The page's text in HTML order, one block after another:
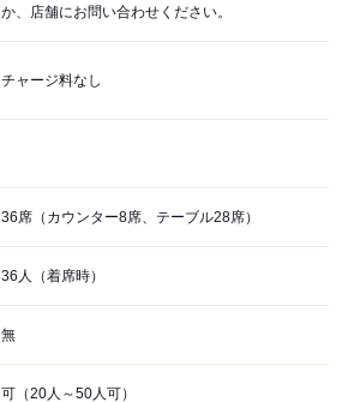
か、店舗にお問い合わせください。
チャージ料なし
36席（カウンター8席、テーブル28席）
36人（着席時）
無
可（20人～50人可）